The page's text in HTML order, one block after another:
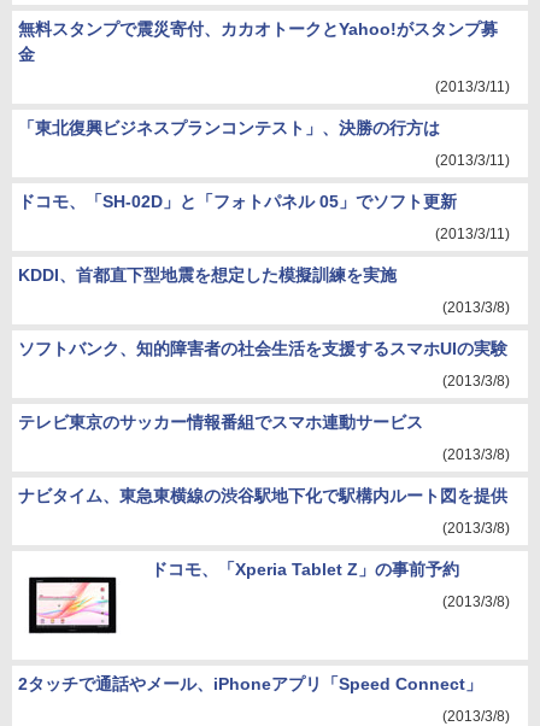
無料スタンプで震災寄付、カカオトークとYahoo!がスタンプ募
金
(2013/3/11)
「東北復興ビジネスプランコンテスト」、決勝の行方は
(2013/3/11)
ドコモ、「SH-02D」と「フォトパネル 05」でソフト更新
(2013/3/11)
KDDI、首都直下型地震を想定した模擬訓練を実施
(2013/3/8)
ソフトバンク、知的障害者の社会生活を支援するスマホUIの実験
(2013/3/8)
テレビ東京のサッカー情報番組でスマホ連動サービス
(2013/3/8)
ナビタイム、東急東横線の渋谷駅地下化で駅構内ルート図を提供
(2013/3/8)
ドコモ、「Xperia Tablet Z」の事前予約
(2013/3/8)
2タッチで通話やメール、iPhoneアプリ「Speed Connect」
(2013/3/8)